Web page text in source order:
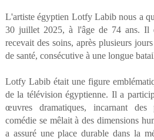
L'artiste égyptien Lotfy Labib nous a
30 juillet 2025, à l'âge de 74 ans. Il
recevait des soins, après plusieurs
de santé, consécutive à une longue
Lotfy Labib était une figure
de la télévision égyptienne. Il a
œuvres dramatiques, incarnant des
comédie se mêlait à des dimensions
a assuré une place durable dans la